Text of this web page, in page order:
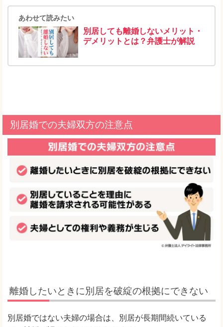
あわせて読みたい
別居しても離婚しないメリット・
デメリットとは？弁護士が解説
別居婚での夫婦双方の注意点
離婚したいときに別居を破綻の根拠にできない
別居婚ではない夫婦の場合は、別居が長期間続いている